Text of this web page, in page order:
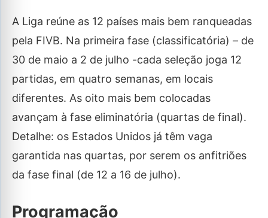
A Liga reúne as 12 países mais bem ranqueadas
pela FIVB. Na primeira fase (classificatória) – de
30 de maio a 2 de julho -cada seleção joga 12
partidas, em quatro semanas, em locais
diferentes. As oito mais bem colocadas
avançam à fase eliminatória (quartas de final).
Detalhe: os Estados Unidos já têm vaga
garantida nas quartas, por serem os anfitriões
da fase final (de 12 a 16 de julho).
Programação